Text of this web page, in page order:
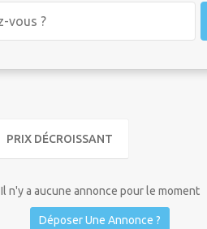
PRIX DÉCROISSANT
Il n'y a aucune annonce pour le moment
Déposer Une Annonce ?